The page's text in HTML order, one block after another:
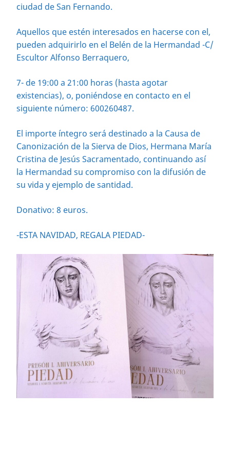
ciudad de San Fernando.
Aquellos que estén interesados en hacerse con el,
pueden adquirirlo en el Belén de la Hermandad -C/
Escultor Alfonso Berraquero,
7- de 19:00 a 21:00 horas (hasta agotar
existencias), o, poniéndose en contacto en el
siguiente número: 600260487.
El importe íntegro será destinado a la Causa de
Canonización de la Sierva de Dios, Hermana María
Cristina de Jesús Sacramentado, continuando así
la Hermandad su compromiso con la difusión de
su vida y ejemplo de santidad.
Donativo: 8 euros.
-ESTA NAVIDAD, REGALA PIEDAD-